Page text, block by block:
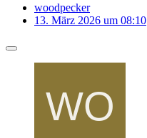
woodpecker
13. März 2026 um 08:10